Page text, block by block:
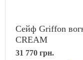
Сейф Griffon
CREAM
31 770 грн.